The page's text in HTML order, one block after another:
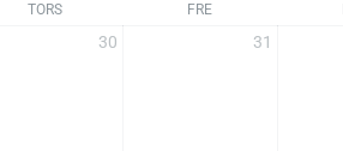
TORS FRE
30 31